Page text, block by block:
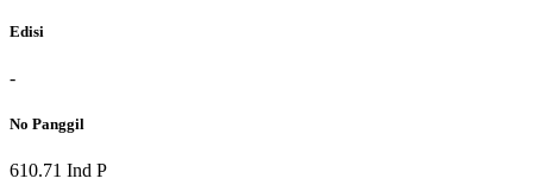
Edisi
-
No Panggil
610.71 Ind P